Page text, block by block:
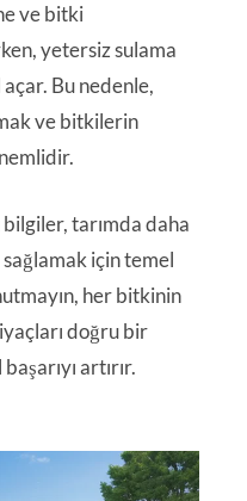
ve bitki
yetersiz sulama
Bu nedenle,
ve bitkilerin
tarımda daha
için temel
her bitkinin
doğru bir
artırır.